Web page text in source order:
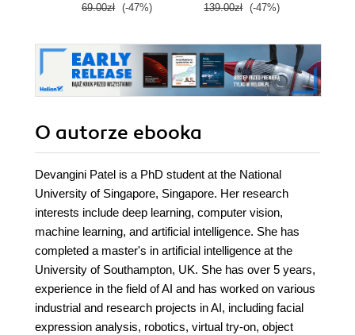
69.00zł (-47%) 139.00zł (-47%)
O autorze ebooka
Devangini Patel is a PhD student at the National
University of Singapore, Singapore. Her research
interests include deep learning, computer vision,
machine learning, and artificial intelligence. She has
completed a master's in artificial intelligence at the
University of Southampton, UK. She has over 5 years,
experience in the field of AI and has worked on various
industrial and research projects in AI, including facial
expression analysis, robotics, virtual try-on, object